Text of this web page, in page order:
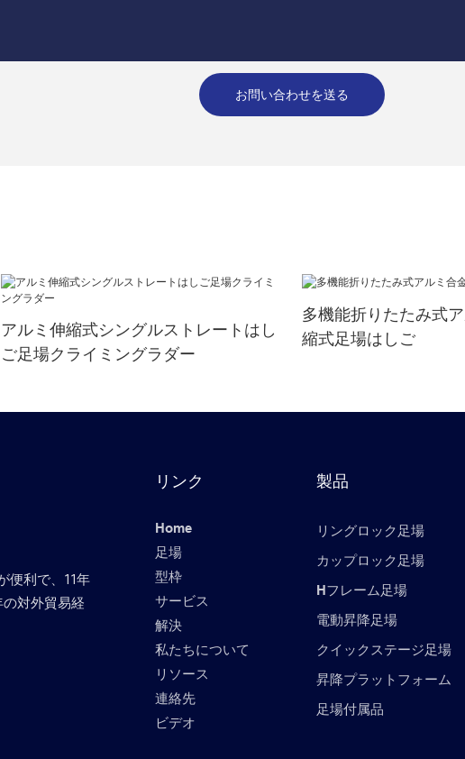
お問い合わせを送る
アルミ伸縮式シングルストレートはし
ご足場クライミングラダー
多機能折りたたみ式
縮式足場はしご
便利で、11年
対外貿易経
リンク
Home
足場
型枠
サービス
解決
私たちについて
リソース
連絡先
ビデオ
製品
リングロック足場
カップロック足場
Hフレーム足場
電動昇降足場
クイックステージ足場
昇降プラットフォーム
足場付属品